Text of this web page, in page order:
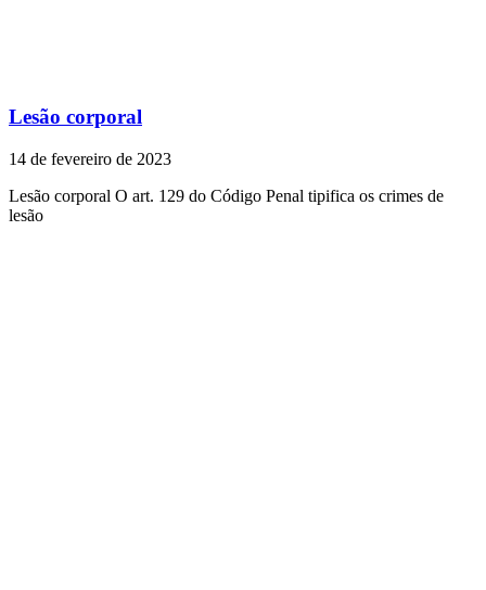
Lesão corporal
14 de fevereiro de 2023
Lesão corporal O art. 129 do Código Penal tipifica os crimes de
lesão